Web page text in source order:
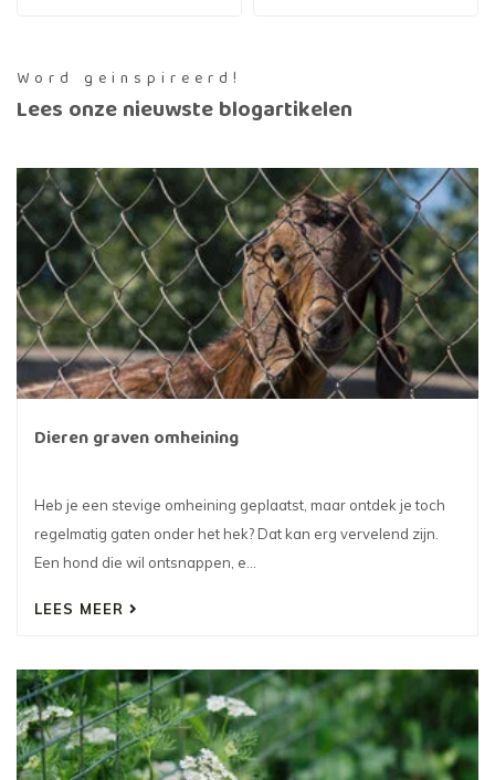
Word geinspireerd!
Lees onze nieuwste blogartikelen
Dieren graven omheining
Heb je een stevige omheining geplaatst, maar ontdek je toch
regelmatig gaten onder het hek? Dat kan erg vervelend zijn.
Een hond die wil ontsnappen, e...
LEES MEER